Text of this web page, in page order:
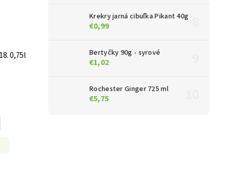
Krekry jarná cibuľka Pikant 40g
€0,99
Bertyčky 90g - syrové
€1,02
Rochester Ginger 725 ml
€5,75
0,75l